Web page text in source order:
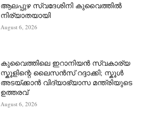
ആലപ്പുഴ സ്വദേശിനി കുവൈത്തിൽ
നിര്യാതയായി
August 6, 2026
കുവൈത്തിലെ ഇറാനിയൻ സ്വകാര്യ
സ്കൂളിന്റെ ലൈസൻസ് റദ്ദാക്കി; സ്കൂൾ
അടയ്ക്കാൻ വിദ്യാഭ്യാസ മന്ത്രിയുടെ
ഉത്തരവ്
August 6, 2026